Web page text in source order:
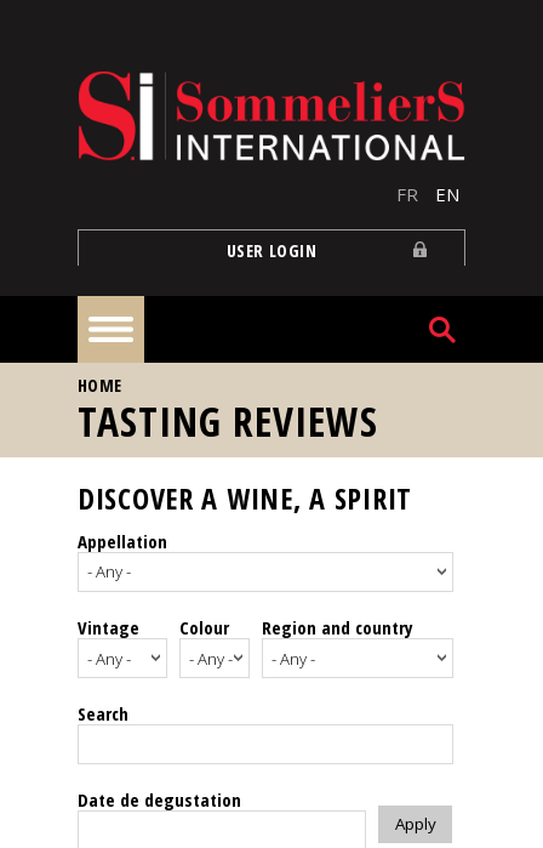
FR EN
USER LOGIN
Home
Our
events
Spirits
Tasting
reviews
The
YOU ARE HERE
HOME
TASTING REVIEWS
DISCOVER A WINE, A SPIRIT
Appellation
Vintage Colour Region and country
Search
Date de degustation